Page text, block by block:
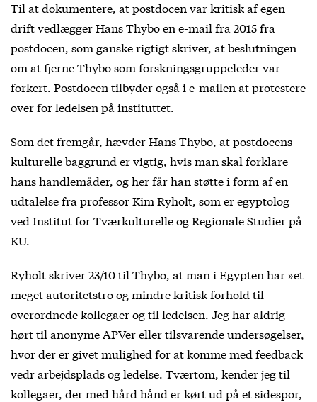
Til at dokumentere, at postdocen var kritisk af egen
drift vedlægger Hans Thybo en e-mail fra 2015 fra
postdocen, som ganske rigtigt skriver, at beslutningen
om at fjerne Thybo som forskningsgruppeleder var
forkert. Postdocen tilbyder også i e-mailen at protestere
over for ledelsen på instituttet.
Som det fremgår, hævder Hans Thybo, at postdocens
kulturelle baggrund er vigtig, hvis man skal forklare
hans handlemåder, og her får han støtte i form af en
udtalelse fra professor Kim Ryholt, som er egyptolog
ved Institut for Tværkulturelle og Regionale Studier på
KU.
Ryholt skriver 23/10 til Thybo, at man i Egypten har »et
meget autoritetstro og mindre kritisk forhold til
overordnede kollegaer og til ledelsen. Jeg har aldrig
hørt til anonyme APVer eller tilsvarende undersøgelser,
hvor der er givet mulighed for at komme med feedback
vedr arbejdsplads og ledelse. Tværtom, kender jeg til
kollegaer, der med hård hånd er kørt ud på et sidespor,